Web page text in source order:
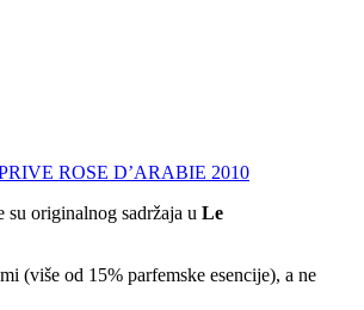
su originalnog sadržaja u Le
(više od 15% parfemske esencije), a ne